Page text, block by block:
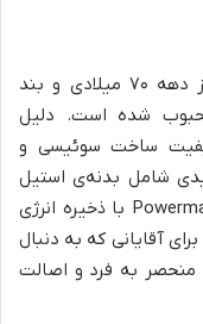
مدل Tissot PRX با طراحی الهام‌گرفته از دهه ۷۰ میلادی و بند
شده است. دلیل
ساخت سوئیسی و
شامل بدنه‌ی استیل
یکپارچه، موتور کوارتز یا اتوماتیک Powermatic 80 با ذخیره انرژی
آقایانی که به دنبال
منحصر به فرد و اصالت